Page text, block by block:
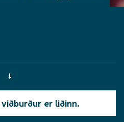
er liðinn.